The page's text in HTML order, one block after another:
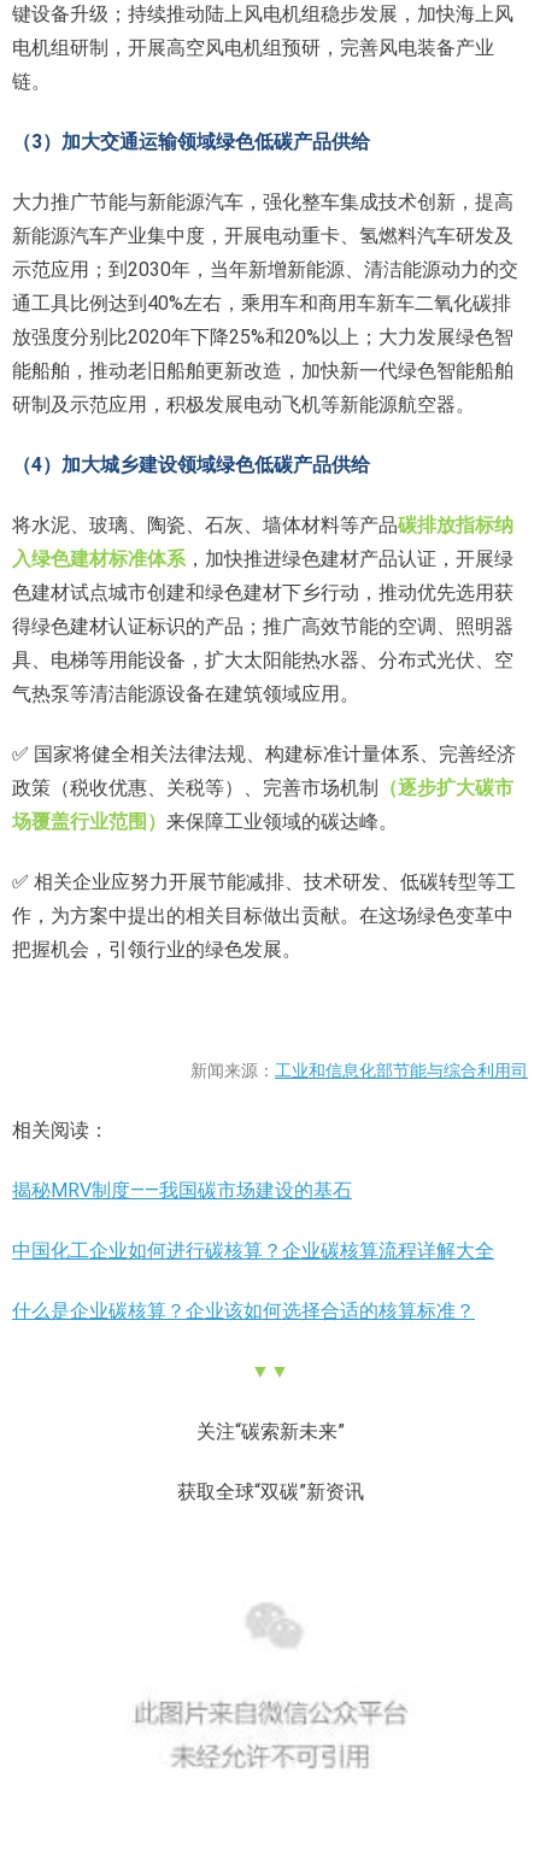
键设备升级；持续推动陆上风电机组稳步发展，加快海上风
电机组研制，开展高空风电机组预研，完善风电装备产业
链。
（3）加大交通运输领域绿色低碳产品供给
大力推广节能与新能源汽车，强化整车集成技术创新，提高
新能源汽车产业集中度，开展电动重卡、氢燃料汽车研发及
示范应用；到2030年，当年新增新能源、清洁能源动力的交
通工具比例达到40%左右，乘用车和商用车新车二氧化碳排
放强度分别比2020年下降25%和20%以上；大力发展绿色智
能船舶，推动老旧船舶更新改造，加快新一代绿色智能船舶
研制及示范应用，积极发展电动飞机等新能源航空器。
（4）加大城乡建设领域绿色低碳产品供给
将水泥、玻璃、陶瓷、石灰、墙体材料等产品碳排放指标纳
入绿色建材标准体系，加快推进绿色建材产品认证，开展绿
色建材试点城市创建和绿色建材下乡行动，推动优先选用获
得绿色建材认证标识的产品；推广高效节能的空调、照明器
具、电梯等用能设备，扩大太阳能热水器、分布式光伏、空
气热泵等清洁能源设备在建筑领域应用。
✅ 国家将健全相关法律法规、构建标准计量体系、完善经济
政策（税收优惠、关税等）、完善市场机制 （逐步扩大碳市
场覆盖行业范围） 来保障工业领域的碳达峰。
✅ 相关企业应努力开展节能减排、技术研发、低碳转型等工
作，为方案中提出的相关目标做出贡献。在这场绿色变革中
把握机会，引领行业的绿色发展。
新闻来源： 工业和信息化部节能与综合利用司
相关阅读：
揭秘MRV制度——我国碳市场建设的基石
中国化工企业如何进行碳核算？企业碳核算流程详解大全
什么是企业碳核算？企业该如何选择合适的核算标准？
▼ ▼
关注“碳索新未来”
获取全球“双碳”新资讯